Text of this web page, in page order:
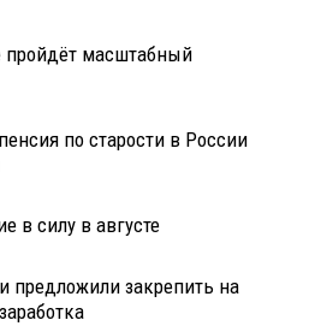
пройдёт масштабный
по старости в России
в силу в августе
предложили закрепить на